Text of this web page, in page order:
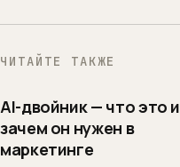
ЧИТАЙТЕ ТАКЖЕ
AI-двойник — что это и
зачем он нужен в
маркетинге